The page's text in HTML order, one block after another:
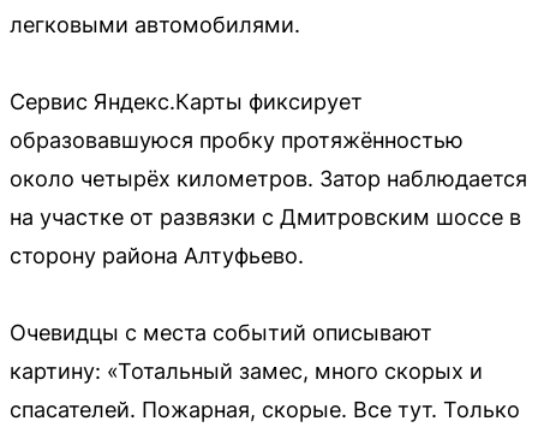
легковыми автомобилями.
Сервис Яндекс.Карты фиксирует
образовавшуюся пробку протяжённостью
около четырёх километров. Затор наблюдается
на участке от развязки с Дмитровским шоссе в
сторону района Алтуфьево.
Очевидцы с места событий описывают
картину: «Тотальный замес, много скорых и
спасателей. Пожарная, скорые. Все тут. Только